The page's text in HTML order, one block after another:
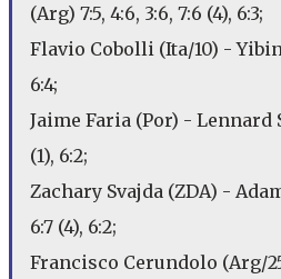
(Arg) 7:5, 4:6, 3:6, 7:6 (4), 6:3;
Flavio Cobolli (Ita/10) -
6:4;
Jaime Faria (Por) - Lennard
(1), 6:2;
Zachary Svajda (ZDA) -
6:7 (4), 6:2;
Francisco Cerundolo (Arg/